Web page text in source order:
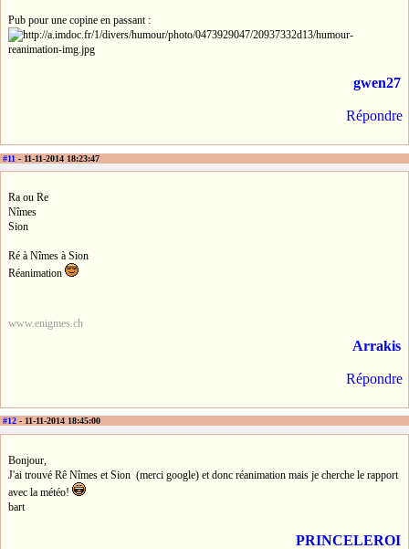
Pub pour une copine en passant :
gwen27
Répondre
#11 - 11-11-2014 18:23:47
Ra ou Re
Nîmes
Sion
Ré à Nîmes à Sion
Réanimation
www.enigmes.ch
Arrakis
Répondre
#12 - 11-11-2014 18:45:00
Bonjour,
J'ai trouvé Rê Nîmes et Sion (merci google) et donc réanimation mais je cherche le rapport
avec la météo!
bart
PRINCELEROI